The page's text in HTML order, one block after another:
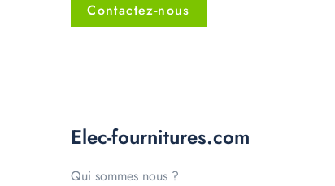
Contactez-nous
Elec-fournitures.com
Qui sommes nous ?